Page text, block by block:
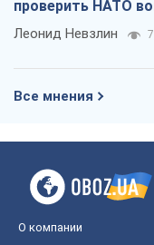
проверить НАТО
Леонид Невзлин
Все мнения
О компании